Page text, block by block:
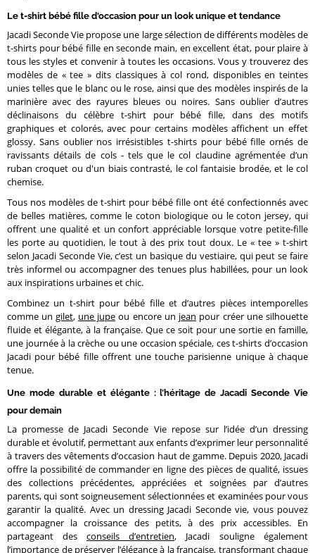
Le t-shirt bébé fille d'occasion pour un look unique et tendance
Jacadi Seconde Vie propose une large sélection de différents modèles de
t-shirts pour bébé fille en seconde main, en excellent état, pour plaire à
tous les styles et convenir à toutes les occasions. Vous y trouverez des
modèles de « tee » dits classiques à col rond, disponibles en teintes
unies telles que le blanc ou le rose, ainsi que des modèles inspirés de la
marinière avec des rayures bleues ou noires. Sans oublier d’autres
déclinaisons du célèbre t-shirt pour bébé fille, dans des motifs
graphiques et colorés, avec pour certains modèles affichent un effet
glossy. Sans oublier nos irrésistibles t-shirts pour bébé fille ornés de
ravissants détails de cols - tels que le col claudine agrémentée d’un
ruban croquet ou d'un biais contrasté, le col fantaisie brodée, et le col
chemise.
Tous nos modèles de t-shirt pour bébé fille ont été confectionnés avec
de belles matières, comme le coton biologique ou le coton jersey, qui
offrent une qualité et un confort appréciable lorsque votre petite-fille
les porte au quotidien, le tout à des prix tout doux. Le « tee » t-shirt
selon Jacadi Seconde Vie, c’est un basique du vestiaire, qui peut se faire
très informel ou accompagner des tenues plus habillées, pour un look
aux inspirations urbaines et chic.
Combinez un t-shirt pour bébé fille et d’autres pièces intemporelles
comme un gilet, une jupe ou encore un jean pour créer une silhouette
fluide et élégante, à la française. Que ce soit pour une sortie en famille,
une journée à la crèche ou une occasion spéciale, ces t-shirts d’occasion
Jacadi pour bébé fille offrent une touche parisienne unique à chaque
tenue.
Une mode durable et élégante : l’héritage de Jacadi Seconde Vie
pour demain
La promesse de Jacadi Seconde Vie repose sur l’idée d’un dressing
durable et évolutif, permettant aux enfants d’exprimer leur personnalité
à travers des vêtements d’occasion haut de gamme. Depuis 2020, Jacadi
offre la possibilité de commander en ligne des pièces de qualité, issues
des collections précédentes, appréciées et soignées par d’autres
parents, qui sont soigneusement sélectionnées et examinées pour vous
garantir la qualité. Avec un dressing Jacadi Seconde vie, vous pouvez
accompagner la croissance des petits, à des prix accessibles. En
partageant des conseils d’entretien, Jacadi souligne également
l’importance de préserver l’élégance à la française, transformant chaque